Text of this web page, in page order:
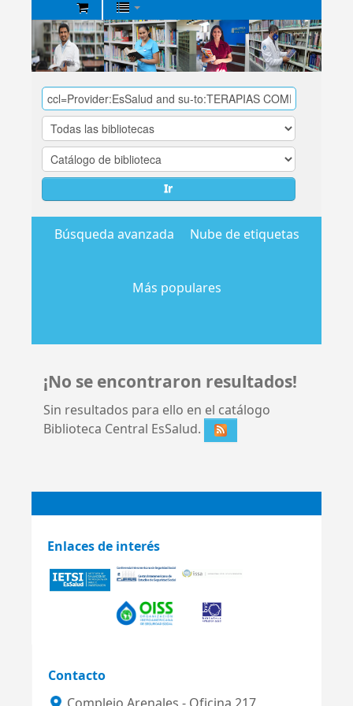
Biblioteca
Central
EsSalud
Ir
Búsqueda avanzada Nube de etiquetas
Más populares
¡No se encontraron resultados!
Sin resultados para ello en el catálogo
Biblioteca Central EsSalud.
Enlaces de interés
Contacto